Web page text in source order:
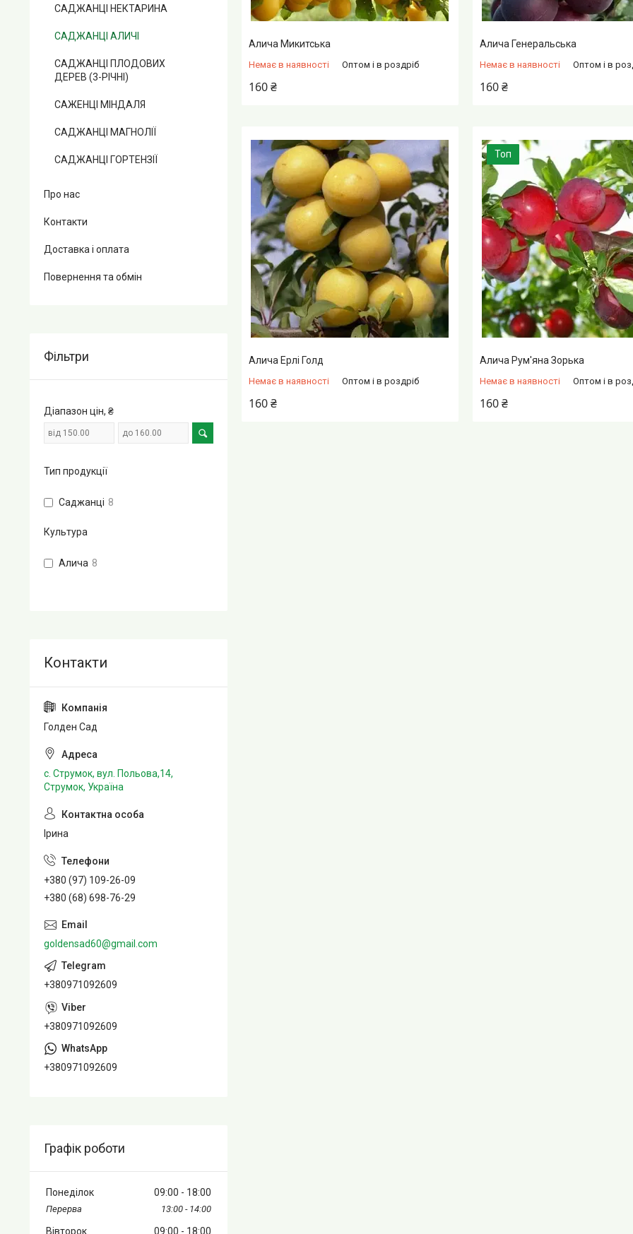
Алича Микитська
Немає в наявності Оптом і в роздріб
160 ₴
Алича Генеральська
Немає в наявності Оптом і в
160 ₴
Алича Ерлі Голд
Немає в наявності Оптом і в роздріб
160 ₴
Топ
Алича Рум'яна Зорька
Немає в наявності Оптом і в
160 ₴
САДЖАНЦІ НЕКТАРИНА
САДЖАНЦІ АЛИЧІ
САДЖАНЦІ ПЛОДОВИХ
ДЕРЕВ (3-РІЧНІ)
САЖЕНЦІ МІНДАЛЯ
САДЖАНЦІ МАГНОЛІЇ
САДЖАНЦІ ГОРТЕНЗІЇ
Про нас
Контакти
Доставка і оплата
Повернення та обмін
Фільтри
Діапазон цін, ₴
Тип продукції
Саджанці 8
Культура
Алича 8
Голден Сад
с. Струмок, вул. Польова,14,
Струмок, Україна
Ірина
+380 (97) 109-26-09
+380 (68) 698-76-29
goldensad60@gmail.com
+380971092609
+380971092609
+380971092609
Графік роботи
Понеділок 09:00 18:00
13:00 14:00
Вівторок 09:00 18:00